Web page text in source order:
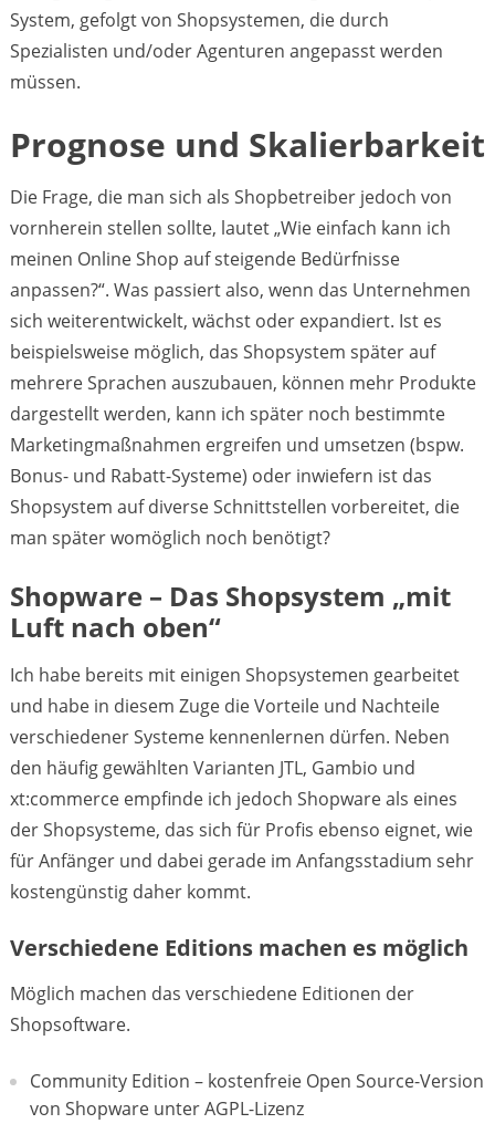
System, gefolgt von Shopsystemen, die durch
Spezialisten und/oder Agenturen angepasst werden
müssen.
Prognose und Skalierbarkeit
Die Frage, die man sich als Shopbetreiber jedoch von
vornherein stellen sollte, lautet „Wie einfach kann ich
meinen Online Shop auf steigende Bedürfnisse
anpassen?“. Was passiert also, wenn das Unternehmen
sich weiterentwickelt, wächst oder expandiert. Ist es
beispielsweise möglich, das Shopsystem später auf
mehrere Sprachen auszubauen, können mehr Produkte
dargestellt werden, kann ich später noch bestimmte
Marketingmaßnahmen ergreifen und umsetzen (bspw.
Bonus- und Rabatt-Systeme) oder inwiefern ist das
Shopsystem auf diverse Schnittstellen vorbereitet, die
man später womöglich noch benötigt?
Shopware – Das Shopsystem „mit
Luft nach oben“
Ich habe bereits mit einigen Shopsystemen gearbeitet
und habe in diesem Zuge die Vorteile und Nachteile
verschiedener Systeme kennenlernen dürfen. Neben
den häufig gewählten Varianten JTL, Gambio und
xt:commerce empfinde ich jedoch Shopware als eines
der Shopsysteme, das sich für Profis ebenso eignet, wie
für Anfänger und dabei gerade im Anfangsstadium sehr
kostengünstig daher kommt.
Verschiedene Editions machen es möglich
Möglich machen das verschiedene Editionen der
Shopsoftware.
Community Edition – kostenfreie Open Source-Version
von Shopware unter AGPL-Lizenz